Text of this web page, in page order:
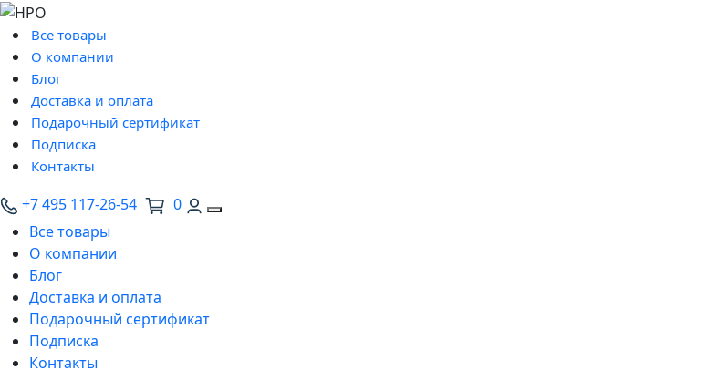
Все товары
О компании
Блог
Доставка и оплата
Подарочный сертификат
Подписка
Контакты
+7 495 117-26-54
0
Все товары
О компании
Блог
Доставка и оплата
Подарочный сертификат
Подписка
Контакты